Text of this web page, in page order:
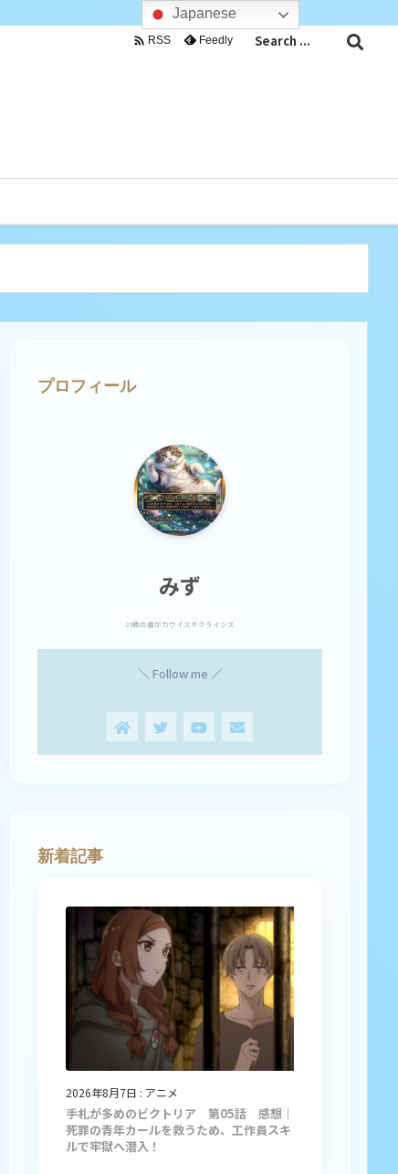
 RSS Feedly
プロフィール
みず
23歳の猫がカワイスギクライシス
＼ Follow me ／
新着記事
2026年8月7日 : アニメ
手札が多めのビクトリア 第05話 感想｜
死罪の青年カールを救うため、工作員スキ
ルで牢獄へ潜入！
Japanese